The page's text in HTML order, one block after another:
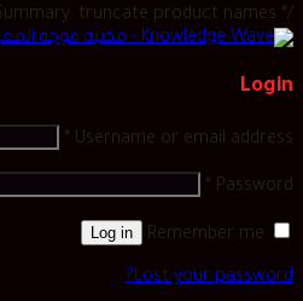
/* Cart Summary: truncate product names */
Login
Username or email address
*
Password
*
Remember me
Log in
Lost your password?